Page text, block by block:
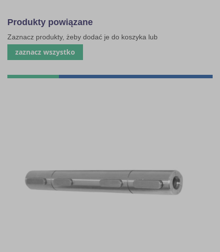
Produkty powiązane
Zaznacz produkty, żeby dodać je do koszyka lub
zaznacz wszystko